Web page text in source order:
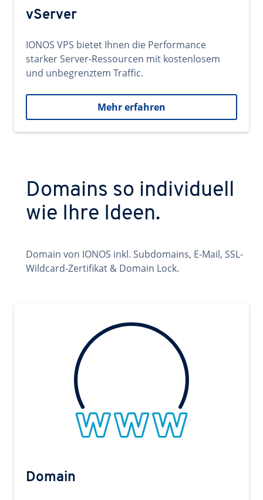
vServer
IONOS VPS bietet Ihnen die Performance
starker Server-Ressourcen mit kostenlosem
und unbegrenztem Traffic.
Mehr erfahren
Domains so individuell
wie Ihre Ideen.
Domain von IONOS inkl. Subdomains, E-Mail, SSL-
Wildcard-Zertifikat & Domain Lock.
Domain